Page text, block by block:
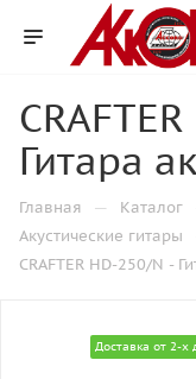
Гитара
Главная — Каталог
Акустические гитары
CRAFTER HD-250/N -
Доставка от 2-х